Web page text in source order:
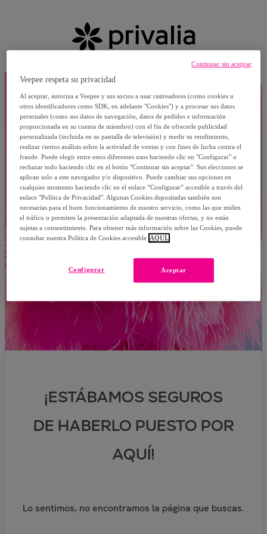
¡ESTÁBAMOS SEGUROS
DE HABERLO PUESTO POR
AQUÍ!
Lo sentimos, no encontramos la página que buscas.
Veepee respeta su privacidad
Al aceptar, autoriza a Veepee y sus socios a usar rastreadores (como cookies u
otros identificadores como SDK, en adelante "Cookies") y a procesar sus datos
personales (como sus datos de navegación, datos de pedidos e información
proporcionada en su cuenta de miembro) con el fin de ofrecerle publicidad
personalizada (incluida en su pantalla de televisión) y medir su rendimiento,
realizar ciertos análisis sobre la actividad de ventas y con fines de lucha contra el
fraude. Puede elegir entre estos diferentes usos haciendo clic en "Configurar" o
rechazar todo haciendo clic en el botón "Continuar sin aceptar". Sus elecciones se
aplican solo a este navegador y/o dispositivo. Puede cambiar sus opciones en
cualquier momento haciendo clic en el enlace “Configurar” accesible a través del
enlace "Política de Privacidad". Algunas Cookies depositadas también son
necesarias para el buen funcionamiento de nuestro servicio, como las que miden
el tráfico o permiten la presentación adaptada de nuestras ofertas, y no están
sujetas a consentimiento. Para obtener más información sobre las Cookies, puede
consultar nuestra Política de Cookies accesible AQUÍ.
Aceptar
Configurar
Continuar sin aceptar